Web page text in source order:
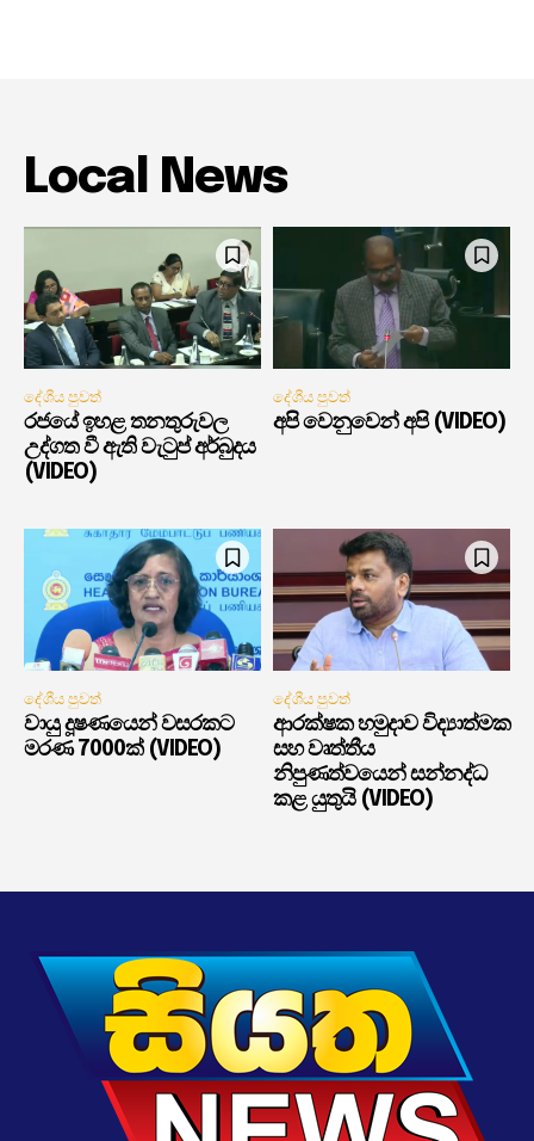
Local News
දේශීය පුවත්
රජයේ ඉහළ තනතුරුවල
උද්ගත වී ඇති වැටුප් අර්බුදය
(VIDEO)
දේශීය පුවත්
අපි වෙනුවෙන් අපි (VIDEO)
දේශීය පුවත්
වායු දූෂණයෙන් වසරකට
මරණ 7000ක් (VIDEO)
දේශීය පුවත්
ආරක්ෂක හමුදාව විද්‍යාත්මක
සහ වෘත්තීය
නිපුණත්වයෙන් සන්නද්ධ
කළ යුතුයි (VIDEO)